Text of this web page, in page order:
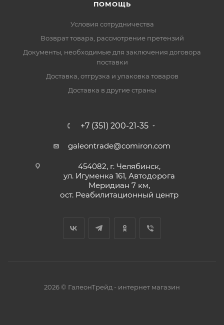
ПОМОЩЬ
Условия сотрудничества
Возврат товара, рассмотрение претензий
Документы, необходимые для заключения договора
поставки
Доставка, отгрузка и упаковка товаров
Доставка в другие страны
+7 (351) 200-21-35
galeontrade@comiron.com
454082, г. Челябинск,
ул. Игуменка 161, Автодорога
Меридиан 7 км,
ост. Реабилитационный центр
2026 © ГалеонТрейд - интернет магазин